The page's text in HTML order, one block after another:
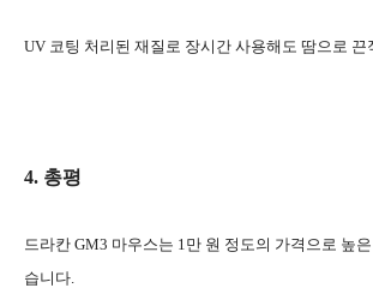
UV 코팅 처리된 재질로 장시간 사용해도 땀으로
4. 총평
드라칸 GM3 마우스는 1만 원 정도의 가격으로 높
습니다.